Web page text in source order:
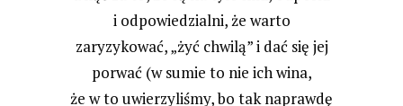
i odpowiedzialni, że warto
zaryzykować, „żyć chwilą” i dać się jej
porwać (w sumie to nie ich wina,
że w to uwierzyliśmy, bo tak naprawdę